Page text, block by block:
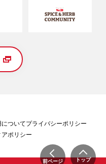
前ページ トップ
ついてプライバシーポリシー
ポリシー